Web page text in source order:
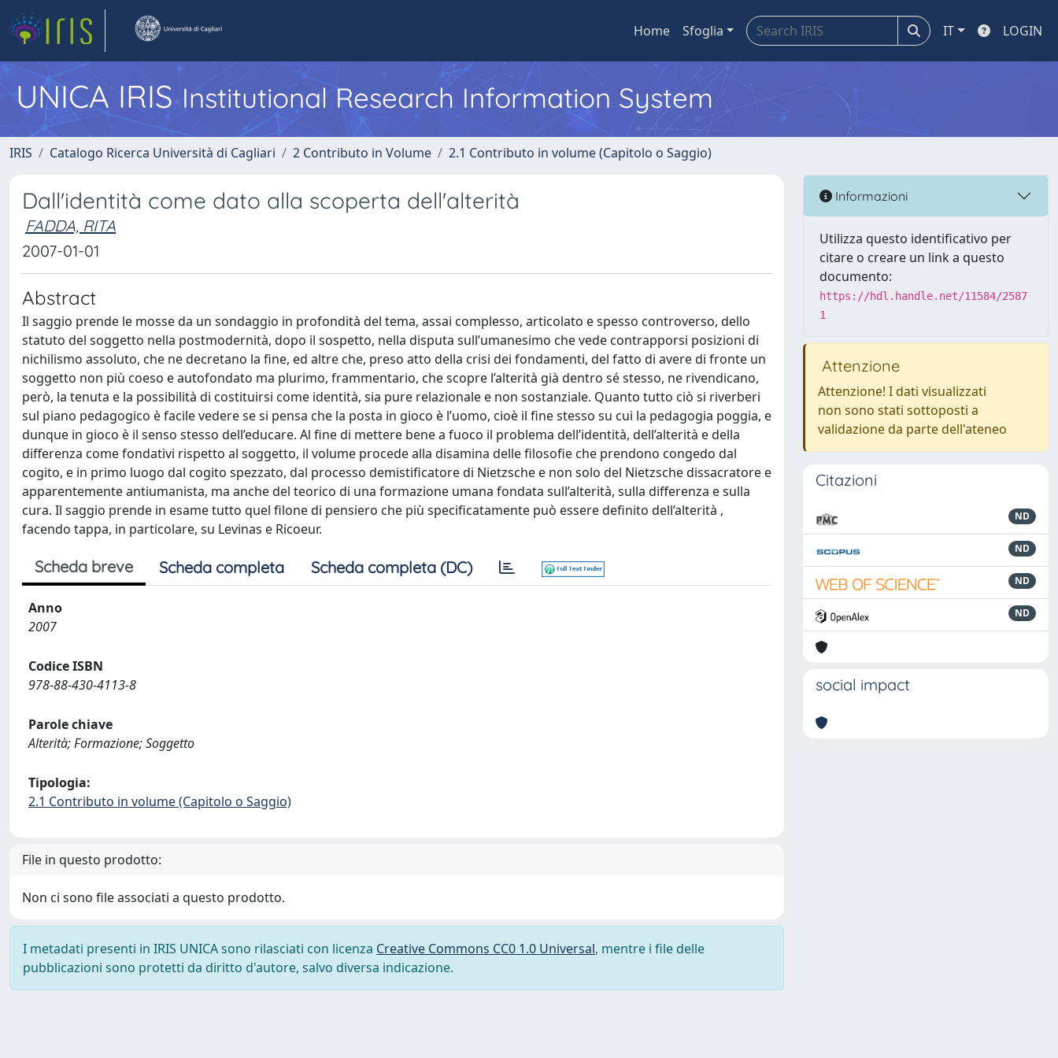
Home Sfoglia IT LOGIN
UNICA IRISInstitutional Research Information System
IRIS Catalogo Ricerca Università di Cagliari 2 Contributo in Volume 2.1 Contributo in volume (Capitolo o Saggio)
Dall'identità come dato alla scoperta dell'alterità
FADDA, RITA
2007-01-01
Abstract
Il saggio prende le mosse da un sondaggio in profondità del tema, assai complesso, articolato e spesso controverso, dello
statuto del soggetto nella postmodernità, dopo il sospetto, nella disputa sull’umanesimo che vede contrapporsi posizioni di
nichilismo assoluto, che ne decretano la fine, ed altre che, preso atto della crisi dei fondamenti, del fatto di avere di fronte un
soggetto non più coeso e autofondato ma plurimo, frammentario, che scopre l’alterità già dentro sé stesso, ne rivendicano,
però, la tenuta e la possibilità di costituirsi come identità, sia pure relazionale e non sostanziale. Quanto tutto ciò si riverberi
sul piano pedagogico è facile vedere se si pensa che la posta in gioco è l’uomo, cioè il fine stesso su cui la pedagogia poggia, e
dunque in gioco è il senso stesso dell’educare. Al fine di mettere bene a fuoco il problema dell’identità, dell’alterità e della
differenza come fondativi rispetto al soggetto, il volume procede alla disamina delle filosofie che prendono congedo dal
cogito, e in primo luogo dal cogito spezzato, dal processo demistificatore di Nietzsche e non solo del Nietzsche dissacratore e
apparentemente antiumanista, ma anche del teorico di una formazione umana fondata sull’alterità, sulla differenza e sulla
cura. Il saggio prende in esame tutto quel filone di pensiero che più specificatamente può essere definito dell’alterità ,
facendo tappa, in particolare, su Levinas e Ricoeur.
Scheda breve Scheda completa Scheda completa (DC)
Anno
2007
Codice ISBN
978-88-430-4113-8
Parole chiave
Alterità; Formazione; Soggetto
Tipologia:
2.1 Contributo in volume (Capitolo o Saggio)
File in questo prodotto:
Non ci sono file associati a questo prodotto.
I metadati presenti in IRIS UNICA sono rilasciati con licenza Creative Commons CC0 1.0 Universal, mentre i file delle
pubblicazioni sono protetti da diritto d'autore, salvo diversa indicazione.
Informazioni
Utilizza questo identificativo per
citare o creare un link a questo
documento:
https://hdl.handle.net/11584/2587
1
Attenzione
Attenzione! I dati visualizzati
non sono stati sottoposti a
validazione da parte dell'ateneo
Citazioni
ND
ND
ND
ND
social impact